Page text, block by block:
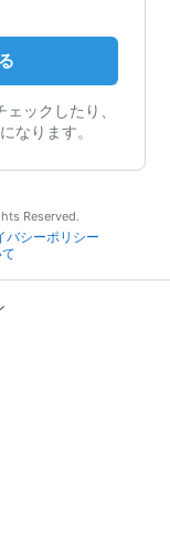
ックしたり、
なります。
Reserved.
バシーポリシー